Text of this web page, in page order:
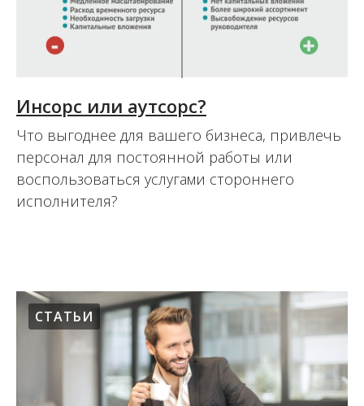
Инсорс или аутсорс?
Что выгоднее для вашего бизнеса, привлечь
персонал для постоянной работы или
воспользоваться услугами стороннего
исполнителя?
СТАТЬИ